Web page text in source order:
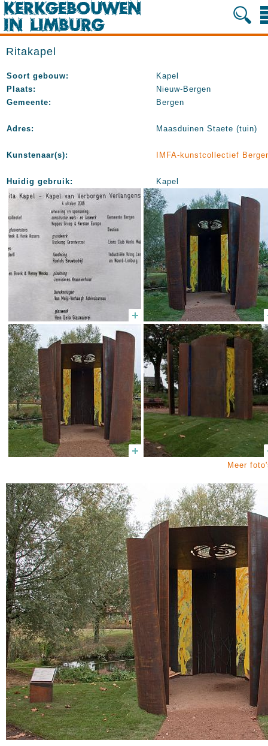
Ritakapel
Soort gebouw:
Kapel
Plaats:
Nieuw-Bergen
Gemeente:
Bergen
Adres: Maasduinen Staete (tuin)
Kunstenaar(s): IMFA-kunstcollectief
Huidig gebruik: Kapel
Meer